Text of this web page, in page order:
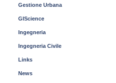
Gestione Urbana
GIScience
Ingegneria
Ingegneria Civile
Links
News